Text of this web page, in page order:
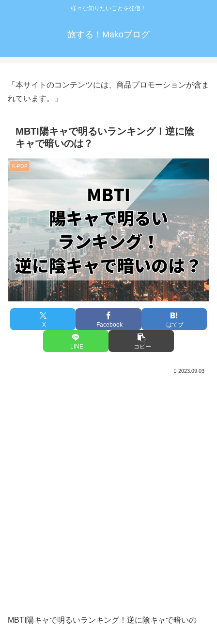
様々な知りたいことを発信！
旅する！Makoブログ
「本サイトのコンテンツには、商品プロモーションが含ま
れています。」
MBTI陽キャで明るいランキング！逆に陰
キャで暗いのは？
K-POP
X Facebook はてブ
LINE コピー
2023.09.03
MBTI陽キャで明るいランキング！逆に陰キャで暗いの